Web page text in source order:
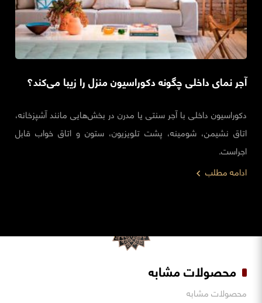
آجر نمای داخلی چگونه دکوراسیون منزل را زیبا می‌کند؟
دکوراسیون داخلی با آجر سنتی یا مدرن در بخش‌هایی مانند آشپزخانه،
اتاق نشیمن، شومینه، پشت تلویزیون، ستون و اتاق خواب قابل
اجراست.
ادامه مطلب
محصولات مشابه
محصولات مشابه